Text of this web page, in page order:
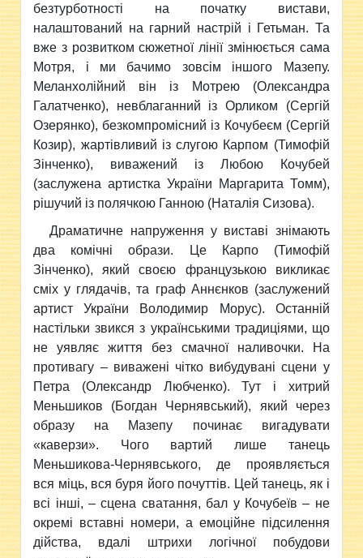
безтурботності на початку вистави,
налаштований на гарний настрій і Гетьман. Та
вже з розвитком сюжетної лінії змінюється сама
Мотря, і ми бачимо зовсім іншого Мазепу.
Меланхолійний він із Мотрею (Олександра
Галатченко), невблаганний із Орликом (Сергій
Озерянко), безкомпромісний із Кочубеєм (Сергій
Козир), жартівливий із слугою Карпом (Тимофій
Зінченко), виважений із Любою Кочубей
(заслужена артистка України Маргарита Томм),
рішучий із полячкою Ганною (Наталія Сизова).
Драматичне напруження у виставі знімають
два комічні образи. Це Карпо (Тимофій
Зінченко), який своєю французькою викликає
сміх у глядачів, та граф Аннєнков (заслужений
артист України Володимир Морус). Останній
настільки звикся з українськими традиціями, що
не уявляє життя без смачної наливочки. На
противагу – виважені чітко вибудувані сцени у
Петра (Олександр Любченко). Тут і хитрий
Меньшиков (Богдан Чернявський), який через
образу на Мазепу починає вигадувати
«каверзи». Чого вартий лише танець
Меньшикова-Чернявського, де проявляється
вся міць, вся буря його почуттів. Цей танець, як і
всі інші, – сцена сватання, бал у Кочубеїв – не
окремі вставні номери, а емоційне підсилення
дійства, вдалі штрихи логічної побудови